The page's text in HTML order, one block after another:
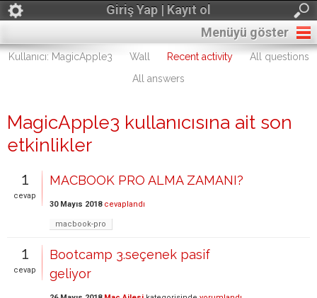
Giriş Yap | Kayıt ol
Menüyü göster
Kullanıcı: MagicApple3 Wall Recent activity
All questions
All answers
MagicApple3 kullanıcısına ait son
etkinlikler
1
cevap
MACBOOK PRO ALMA ZAMANI?
30 Mayıs 2018 cevaplandı
macbook-pro
1
cevap
Bootcamp 3.seçenek pasif
geliyor